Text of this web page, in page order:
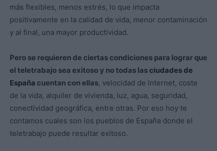
más flexibles, menos estrés, lo que impacta
positivamente en la calidad de vida, menor contaminación
y al final, una mayor productividad.
Pero se requieren de ciertas condiciones para lograr que
el teletrabajo sea exitoso y no todas lasciudades de
España cuentan con ellas, velocidad de internet, coste
de la vida, alquiler de vivienda, luz, agua, seguridad,
conectividad geográfica, entre otras. Por eso hoy te
contamos cuales son los pueblos de España donde el
teletrabajo puede resultar exitoso.